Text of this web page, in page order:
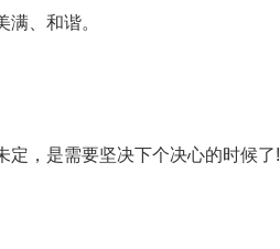
、和谐。
，是需要坚决下个决心的时候了!